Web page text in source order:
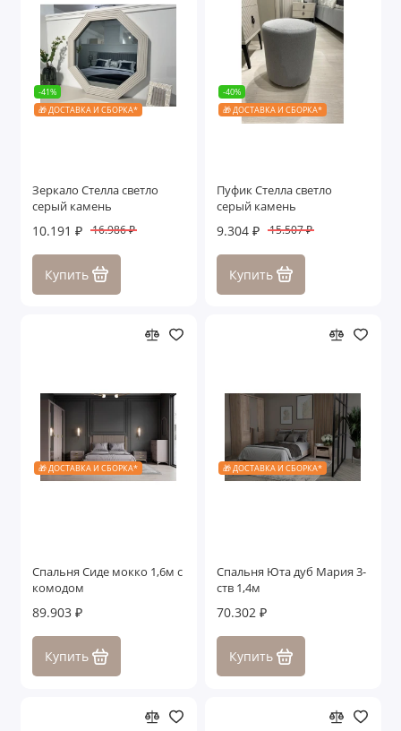
-41%
🎁 ДОСТАВКА И СБОРКА*
Зеркало Стелла светло
серый камень
10.191 ₽ 16.986 ₽
Купить
-40%
🎁 ДОСТАВКА И СБОРКА*
Пуфик Стелла светло
серый камень
9.304 ₽ 15.507 ₽
Купить
🎁 ДОСТАВКА И СБОРКА*
Спальня Сиде мокко 1,6м с
комодом
89.903 ₽
Купить
🎁 ДОСТАВКА И СБОРКА*
Спальня Юта дуб Мария 3-
ств 1,4м
70.302 ₽
Купить